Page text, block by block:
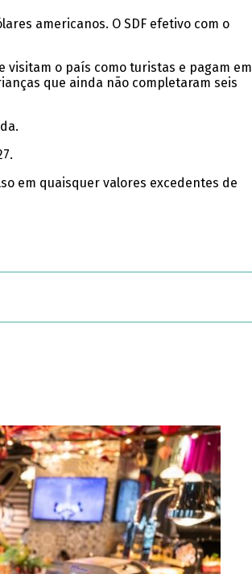
americanos. O SDF efetivo com o
visitam o país como turistas e pagam em
que ainda não completaram seis
em quaisquer valores excedentes de